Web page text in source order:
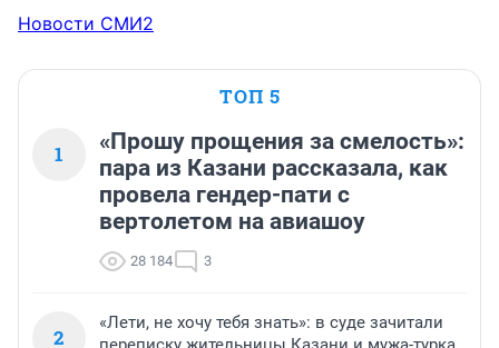
Новости СМИ2
ТОП 5
1
«Прошу прощения за смелость»:
пара из Казани рассказала, как
провела гендер-пати с
вертолетом на авиашоу
28 184 3
2
«Лети, не хочу тебя знать»: в суде зачитали